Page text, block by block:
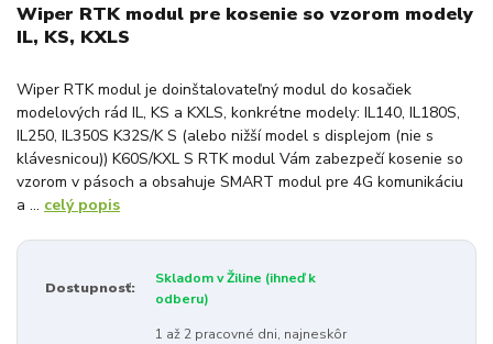
Wiper RTK modul pre kosenie so vzorom modely
IL, KS, KXLS
Wiper RTK modul je doinštalovateľný modul do kosačiek
modelových rád IL, KS a KXLS, konkrétne modely: IL140, IL180S,
IL250, IL350S K32S/K S (alebo nižší model s displejom (nie s
klávesnicou)) K60S/KXL S RTK modul Vám zabezpečí kosenie so
vzorom v pásoch a obsahuje SMART modul pre 4G komunikáciu
a ... celý popis
Dostupnosť:
Skladom v Žiline (ihneď k
odberu)
1 až 2 pracovné dni, najneskôr